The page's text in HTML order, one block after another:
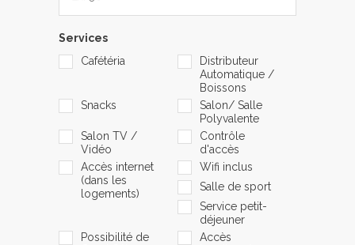
Services
Cafétéria
Distributeur
Automatique /
Boissons
Snacks
Salon/ Salle
Polyvalente
Salon TV /
Vidéo
Contrôle
d'accès
Accès internet
(dans les
logements)
Wifi inclus
Salle de sport
Service petit-
déjeuner
Possibilité de
Accès